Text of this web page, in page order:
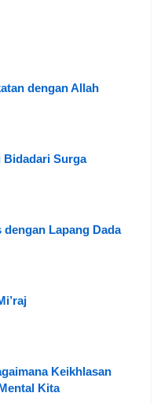
dengan Allah
Bidadari Surga
Lapang Dada
Keikhlasan
Kita